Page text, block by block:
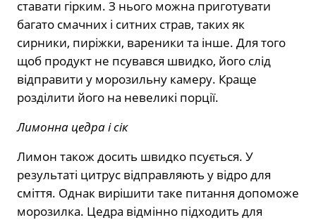
ставати гірким. З нього можна приготувати
багато смачних і ситних страв, таких як
сирники, пиріжки, вареники та інше. Для того
щоб продукт не псувався швидко, його слід
відправити у морозильну камеру. Краще
розділити його на невеликі порції.
Лимонна цедра і сік
Лимон також досить швидко псується. У
результаті цитрус відправляють у відро для
сміття. Однак вирішити таке питання допоможе
морозилка. Цедра відмінно підходить для